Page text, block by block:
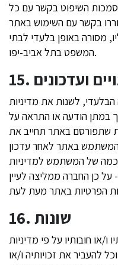
סמכות השיפוט בקשר עם כל
בקשר עם השימוש באתר
מסורה באופן בלעדי לבתי
המשפט בתל אביב-יפו.
ועדכונים
לשנות את מדיניות
במתן הודעה או התראה על
שתפורסם באתר תחייב את
באתר לאחר עדכון
של המשתמש למדיניות
על כן החברה ממליצה לעיין
16. שונות
או חובותיו על פי מדיניות
להעביר את זכויותיה ו/או